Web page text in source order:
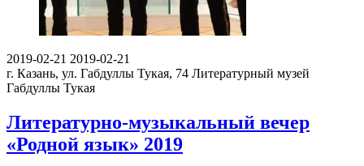
2019-02-21 2019-02-21
г. Казань, ул. Габдуллы Тукая, 74 Литературный музей
Габдуллы Тукая
Литературно-музыкальный вечер
«Родной язык» 2019